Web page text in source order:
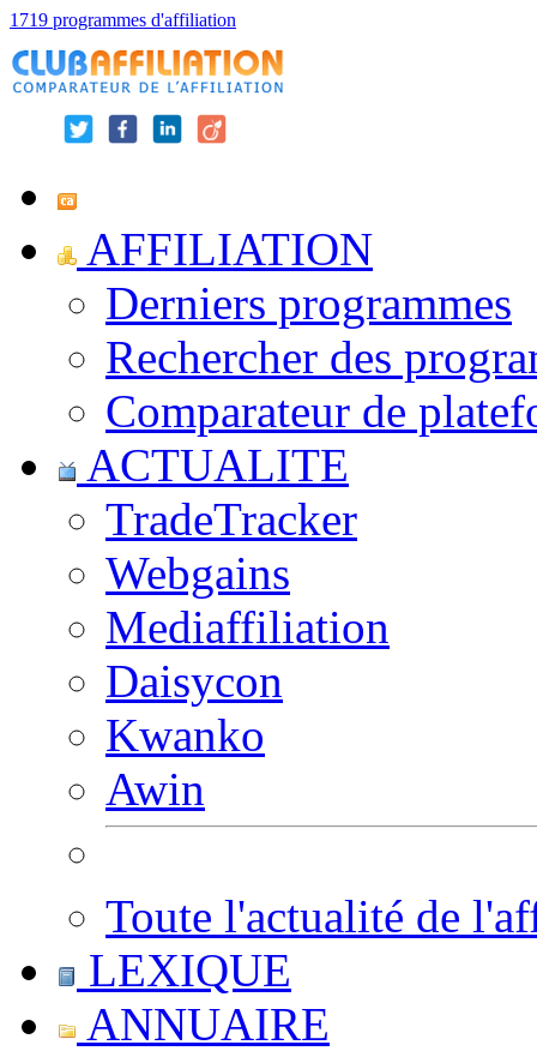
1719 programmes d'affiliation
AFFILIATION
Derniers programmes
Rechercher des
Comparateur de
ACTUALITE
TradeTracker
Webgains
Mediaffiliation
Daisycon
Kwanko
Awin
Toute l'actualité de
LEXIQUE
ANNUAIRE